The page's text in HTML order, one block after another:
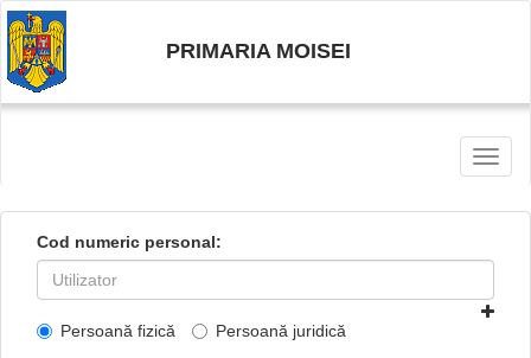
PRIMARIA MOISEI
Cod numeric personal:
Persoană fizică Persoană juridică